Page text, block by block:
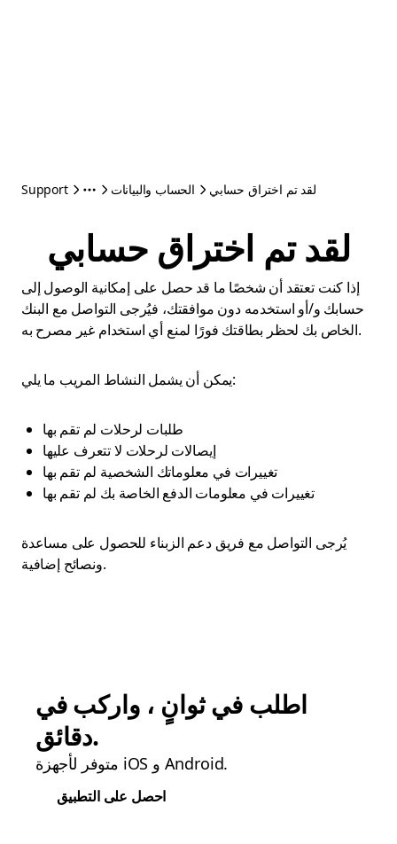
Support الحساب والبيانات لقد تم اختراق حسابي
لقد تم اختراق حسابي
إذا كنت تعتقد أن شخصًا ما قد حصل على إمكانية الوصول إلى
حسابك و/أو استخدمه دون موافقتك، فيُرجى التواصل مع البنك
الخاص بك لحظر بطاقتك فورًا لمنع أي استخدام غير مصرح به.
يمكن أن يشمل النشاط المريب ما يلي:
طلبات لرحلات لم تقم بها
إيصالات لرحلات لا تتعرف عليها
تغييرات في معلوماتك الشخصية لم تقم بها
تغييرات في معلومات الدفع الخاصة بك لم تقم بها
يُرجى التواصل مع فريق دعم الزبناء للحصول على مساعدة
ونصائح إضافية.
اطلب في ثوانٍ ، واركب في
دقائق.
متوفر لأجهزة iOS و Android.
احصل على التطبيق